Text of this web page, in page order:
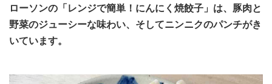
ローソンの「レンジで簡単！にんにく焼餃子」は、豚肉と
野菜のジューシーな味わい、そしてニンニクのパンチがき
いています。